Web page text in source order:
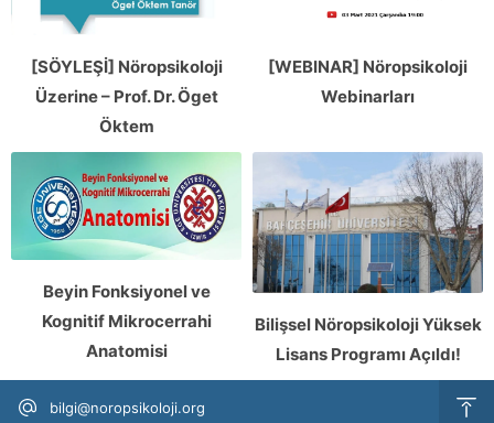
[SÖYLEŞİ] Nöropsikoloji
Üzerine – Prof. Dr. Öget
Öktem
[WEBINAR] Nöropsikoloji
Webinarları
Beyin Fonksiyonel ve
Kognitif Mikrocerrahi
Anatomisi
Bilişsel Nöropsikoloji Yüksek
Lisans Programı Açıldı!
bilgi@noropsikoloji.org